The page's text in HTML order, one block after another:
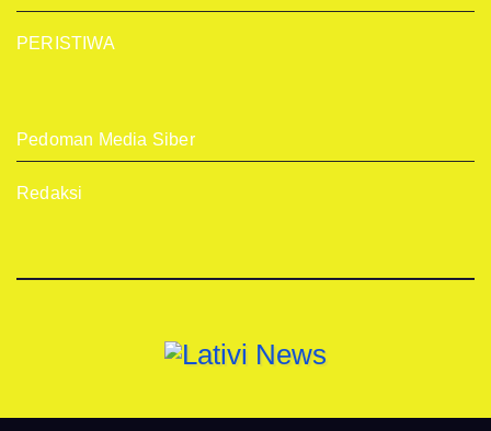
PERISTIWA
Pedoman Media Siber
Redaksi